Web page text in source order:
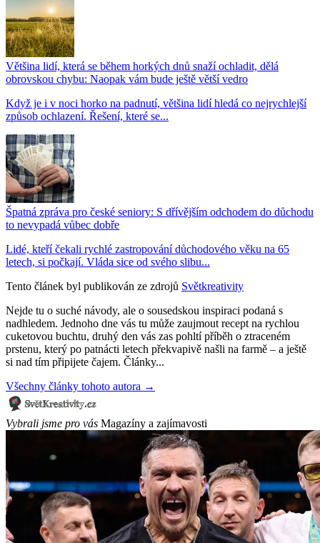
Většina lidí, která se během horkých dnů snaží ochladit, dělá
obrovskou chybu: Naopak vám bude ještě větší vedro
Když je i v noci horko na padnutí, většina lidí hledá co nejrychlejší
způsob ochlazení. Řešení, které se...
Špatná zpráva pro české seniory: S dřívějším odchodem do důchodu
to nevypadá vůbec dobře
Lidé, kteří čekali rychlé zastropování důchodového věku na 65
letech, si počkají. Vláda sice od svého slibu...
Tento článek byl publikován ze zdrojů Světkreativity
Nejde tu o suché návody, ale o sousedskou inspiraci podaná s
nadhledem. Jednoho dne vás tu může zaujmout recept na rychlou
cuketovou buchtu, druhý den vás zas pohltí příběh o ztraceném
prstenu, který po patnácti letech překvapivě našli na farmě – a ještě
si nad tím připijete čajem. Články...
Všechny články tohoto autora →
Vybrali jsme pro vás Magazíny a zajímavosti